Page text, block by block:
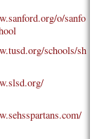
o/sanfo
schools/sh